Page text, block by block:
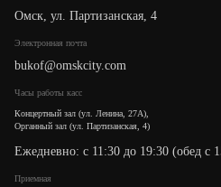
Омск, ул. Партизанская, 4
Электронная почта
bukof@omskcity.com
Часы работы касс
Концертный зал (ул. Ленина, 27А),
Органный зал (ул. Партизанская, 4)
Ежедневно: с 11:30 до 19:30 (обед с
Приемная